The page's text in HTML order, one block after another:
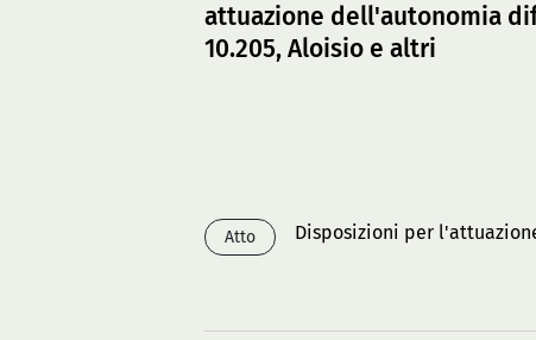
attuazione dell'autonomia
10.205, Aloisio e altri
Atto Disposizioni per